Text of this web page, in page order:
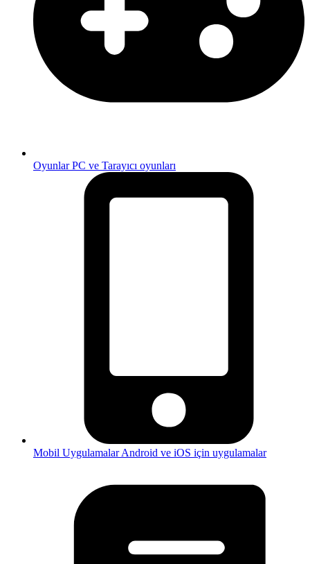
OyunlarPC ve Tarayıcı oyunları
Mobil UygulamalarAndroid ve iOS için uygulamalar